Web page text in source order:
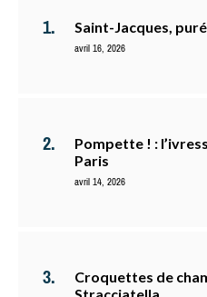
Saint-Jacques,
avril 16, 2026
Pompette ! :
Paris
avril 14, 2026
Croquettes de